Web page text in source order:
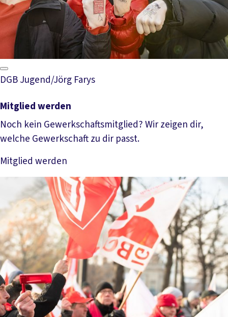
DGB Jugend/Jörg Farys
Mitglied werden
Noch kein Gewerkschaftsmitglied? Wir zeigen dir,
welche Gewerkschaft zu dir passt.
Mitglied werden
Mehr lesen